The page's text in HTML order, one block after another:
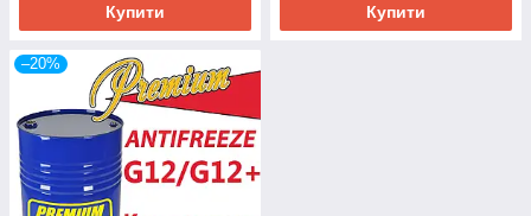
Купити Купити
–20%